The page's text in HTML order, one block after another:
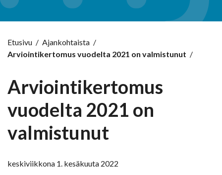
Etusivu / Ajankohtaista /
Arviointikertomus vuodelta 2021 on valmistunut /
Arviointikertomus
vuodelta 2021 on
valmistunut
keskiviikkona 1. kesäkuuta 2022